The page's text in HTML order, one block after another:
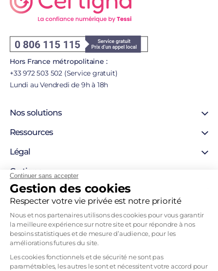
Continuer sans accepter
Gestion des cookies
Respecter votre vie privée est notre priorité
Nous et nos partenaires utilisons des cookies pour vous garantir
la meilleure expérience sur notre site et pour répondre à nos
besoins statistiques et de mesure d’audience, pour les
améliorations futures du site.
Les cookies fonctionnels et de sécurité ne sont pas
paramétrables, les autres le sont et nécessitent votre accord pour
Hors France métropolitaine :
+33 972 503 502 (Service gratuit)
Lundi au Vendredi de 9h à 18h
Nos solutions
Certificat SSL
Certificat personne physique
Hébergement sécurisée
Solutions pour développeurs
Ressources
Support
Blog
Légal
Mentions légales
Autorités de certification
Liste de révocation
Politique d’horodatage
Politique de certification
Tableau Garanties HDS
Certigna
À propos
Pourquoi nous choisir
Recrutement
Mentions légales
CGVU
CGU